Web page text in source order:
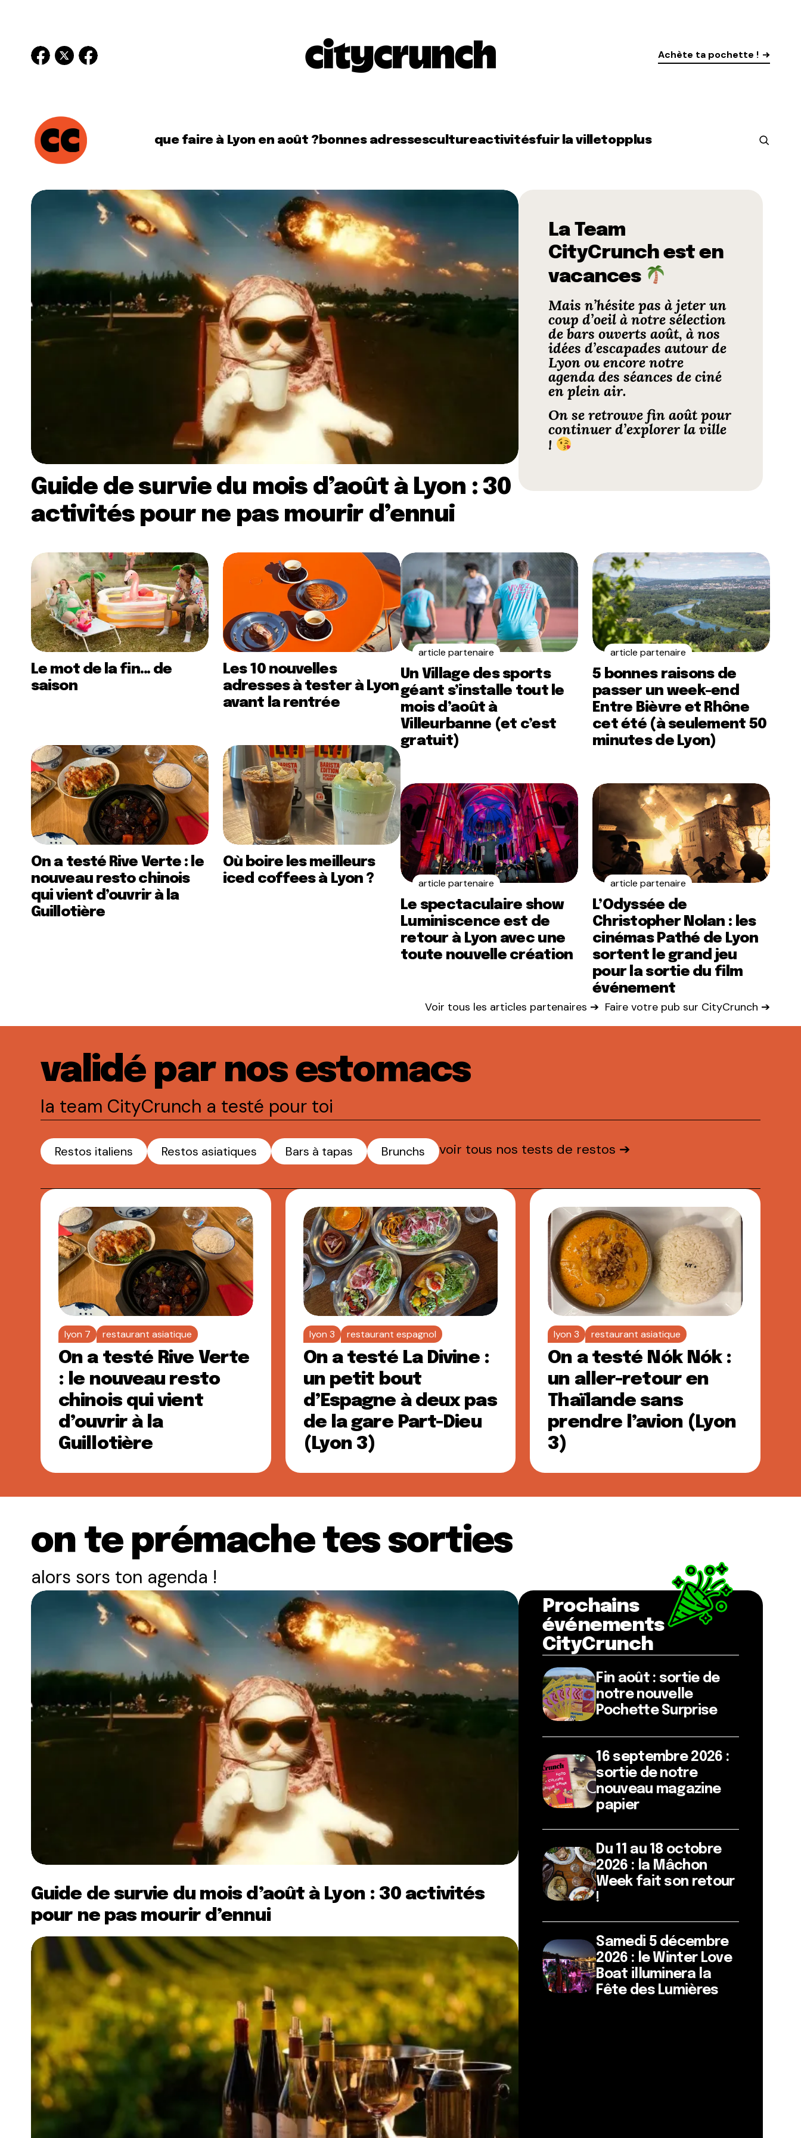
Achète ta pochette !
que faire à Lyon en août ?bonnes adressescultureactivitésfuir la villetopplus
Guide de survie du mois d’août à Lyon : 30
activités pour ne pas mourir d’ennui
La Team
CityCrunch est en
vacances
Mais n’hésite pas à jeter un
coup d’oeil à notresélection
de bars ouverts août, à nos
idées d’escapades autour de
Lyonou encore notre
agenda des séances deciné
en plein air.
On se retrouve fin août pour
continuer d’explorer la ville
!
Le mot de la fin… de
saison
Les 10 nouvelles
adresses à tester à Lyon
avant la rentrée
On a testé Rive Verte : le
nouveau resto chinois
qui vient d’ouvrir à la
Guillotière
Où boire les meilleurs
iced coffees à Lyon ?
article partenaire
Un Village des sports
géant s’installe tout le
mois d’août à
Villeurbanne (et c’est
gratuit)
article partenaire
5 bonnes raisons de
passer un week-end
Entre Bièvre et Rhône
cet été (à seulement 50
minutes de Lyon)
article partenaire
Le spectaculaire show
Luminiscence est de
retour à Lyon avec une
toute nouvelle création
article partenaire
L’Odyssée de
Christopher Nolan : les
cinémas Pathé de Lyon
sortent le grand jeu
pour la sortie du film
événement
Voir tous les articles partenaires ➔ Faire votre pub sur CityCrunch ➔
validé par nos estomacs
la team CityCrunch a testé pour toi
Restos italiens Restos asiatiques Bars à tapas Brunchs voir tous nos tests de restos ➔
lyon 7 restaurant asiatique
On a testé Rive Verte
: le nouveau resto
chinois qui vient
d’ouvrir à la
Guillotière
lyon 3 restaurant espagnol
On a testé La Divine :
un petit bout
d’Espagne à deux pas
de la gare Part-Dieu
(Lyon 3)
lyon 3 restaurant asiatique
On a testé Nók Nók :
un aller-retour en
Thaïlande sans
prendre l’avion (Lyon
3)
on te prémache tes sorties
alors sors ton agenda !
Guide de survie du mois d’août à Lyon : 30 activités
pour ne pas mourir d’ennui
Prochains
événements
CityCrunch
Fin août : sortie de
notre nouvelle
Pochette Surprise
16 septembre 2026 :
sortie de notre
nouveau magazine
papier
Du 11 au 18 octobre
2026 : la Mâchon
Week fait son retour
!
Samedi 5 décembre
2026 : le Winter Love
Boat illuminera la
Fête des Lumières